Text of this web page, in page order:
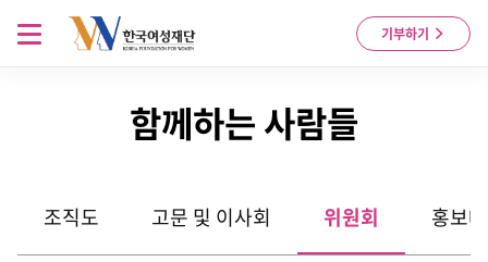
Skip to content
기부하기
메뉴 열기
함께하는 사람들
조직도 고문 및 이사회 위원회 홍보